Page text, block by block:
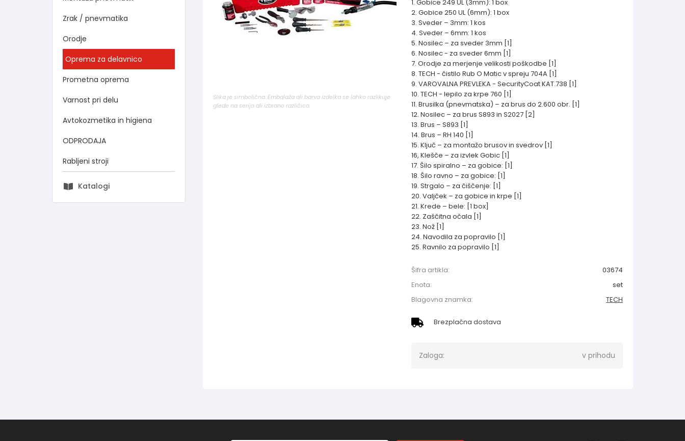
Zrak / pnevmatika
Orodje
Oprema za delavnico
Prometna oprema
Varnost pri delu
Avtokozmetika in higiena
ODPRODAJA
Rabljeni stroji
Katalogi
Slika je simbolična. Embalaža ali barva izdelka se lahko razlikuje
glede na serijo ali izbrano različico.
1. Gobice 249 UL (3mm): 1 box
2. Gobice 250 UL (6mm): 1 box
3. Sveder – 3mm: 1 kos
4. Sveder – 6mm: 1 kos
5. Nosilec – za sveder 3mm [1]
6. Nosilec - za sveder 6mm [1]
7. Orodje za merjenje velikosti poškodbe [1]
8. TECH - čistilo Rub O Matic v spreju 704A [1]
9. VAROVALNA PREVLEKA - SecurityCoat KAT.738 [1]
10. TECH - lepilo za krpe 760 [1]
11. Brusilka (pnevmatska) – za brus do 2.600 obr. [1]
12. Nosilec – za brus S893 in S2027 [2]
13. Brus – S893 [1]
14. Brus – RH 140 [1]
15. Ključ – za montažo brusov in svedrov [1]
16, Klešče – za izvlek Gobic [1]
17. Šilo spiralno – za gobice: [1]
18. Šilo ravno – za gobice: [1]
19. Strgalo – za čiščenje: [1]
20. Valjček – za gobice in krpe [1]
21. Krede – bele: [1 box]
22. Zaščitna očala [1]
23. Nož [1]
24. Navodila za popravilo [1]
25. Ravnilo za popravilo [1]
Šifra artikla:
03674
Enota:
set
Blagovna znamka:
TECH
Brezplačna dostava
Zaloga: v prihodu